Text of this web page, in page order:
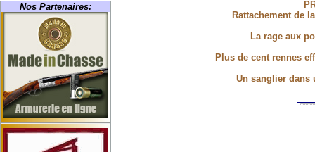
Nos Partenaires:
Rattachement de
La rage aux
Plus de cent rennes
Un sanglier dans